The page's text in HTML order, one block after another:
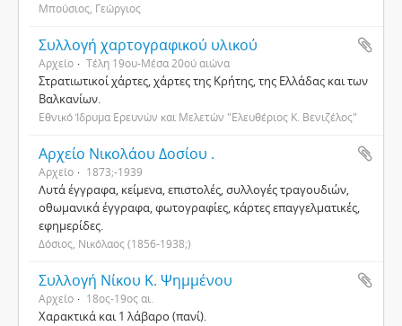
Μπούσιος, Γεώργιος
Συλλογή χαρτογραφικού υλικού
Αρχείο Τέλη 19ου-Μέσα 20ού αιώνα
Στρατιωτικοί χάρτες, χάρτες της Κρήτης, της Ελλάδας και των
Βαλκανίων.
Εθνικό Ίδρυμα Ερευνών και Μελετών "Ελευθέριος Κ. Βενιζέλος"
Αρχείο Νικολάου Δοσίου .
Αρχείο 1873;-1939
Λυτά έγγραφα, κείμενα, επιστολές, συλλογές τραγουδιών,
οθωμανικά έγγραφα, φωτογραφίες, κάρτες επαγγελματικές,
εφημερίδες.
Δόσιος, Νικόλαος (1856-1938;)
Συλλογή Νίκου Κ. Ψημμένου
Αρχείο 18ος-19ος αι.
Χαρακτικά και 1 λάβαρο (πανί).